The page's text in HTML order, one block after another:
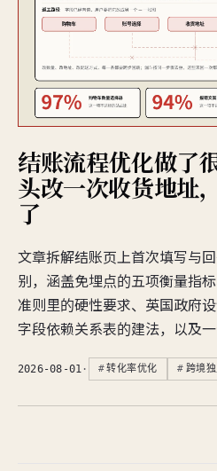
结账流程优化做了
头改一次收货地址
了
文章拆解结账页上首次填写与
别，涵盖免埋点的五项衡量指
准则里的硬性要求、英国政府
字段依赖关系表的建法，以及
2026-08-01 · 转化率优化 跨境